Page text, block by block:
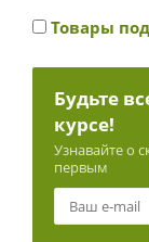
Товары
Будьте
курсе!
Узнавайте о
первым